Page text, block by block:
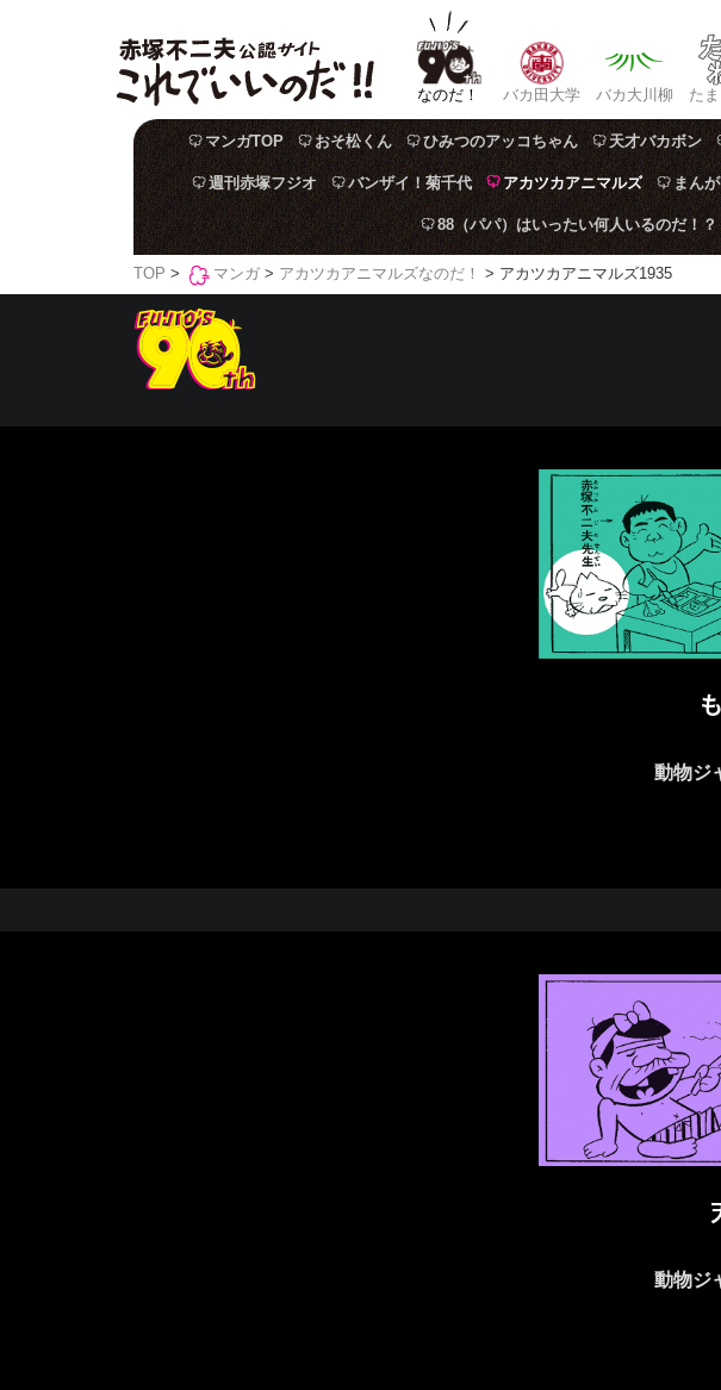
なのだ！ バカ田大学 バカ大川柳 た
マンガTOP おそ松くん ひみつのアッコちゃん 天才バカボン
週刊赤塚フジオ バンザイ！菊千代 アカツカアニマルズ まん
88（パパ）はいったい何人いるのだ！？
TOP > マンガ > アカツカアニマルズなのだ！ > アカツカアニマルズ1935
動物ジ
動物ジ